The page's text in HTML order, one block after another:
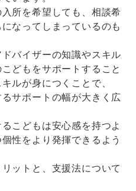
所を希望しても、相談希
なってしまっているのも
バイザーの知識やスキル
どもをサポートすること
ルが身につくことで、
サポートの幅が大きく広
こどもは安心感を持つよ
性をより発揮できるよう
ットと、支援法について